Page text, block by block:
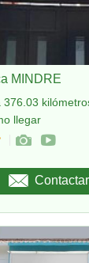
MINDRE
376.03
llegar
Contactar